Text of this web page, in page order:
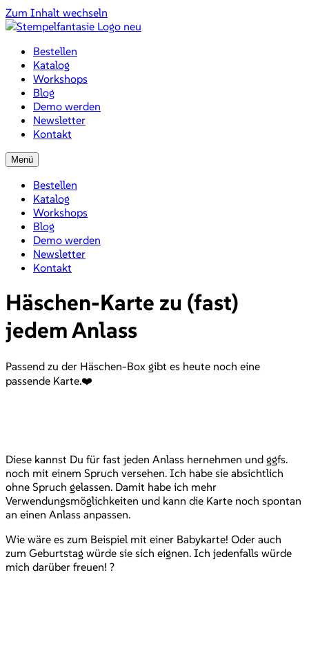
Zum Inhalt wechseln
Bestellen
Katalog
Workshops
Blog
Demo werden
Newsletter
Kontakt
Menü
Bestellen
Katalog
Workshops
Blog
Demo werden
Newsletter
Kontakt
Häschen-Karte zu (fast)
jedem Anlass
Passend zu der Häschen-Box gibt es heute noch eine
passende Karte.❤️
Diese kannst Du für fast jeden Anlass hernehmen und ggfs.
noch mit einem Spruch versehen. Ich habe sie absichtlich
ohne Spruch gelassen. Damit habe ich mehr
Verwendungsmöglichkeiten und kann die Karte noch spontan
an einen Anlass anpassen.
Wie wäre es zum Beispiel mit einer Babykarte! Oder auch
zum Geburtstag würde sie sich eignen. Ich jedenfalls würde
mich darüber freuen! ?